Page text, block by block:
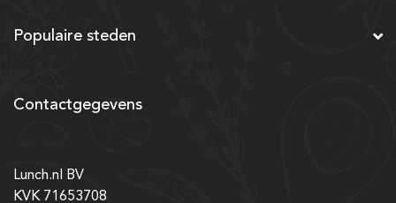
Populaire steden
Contactgegevens
Lunch.nl BV
KVK 71653708